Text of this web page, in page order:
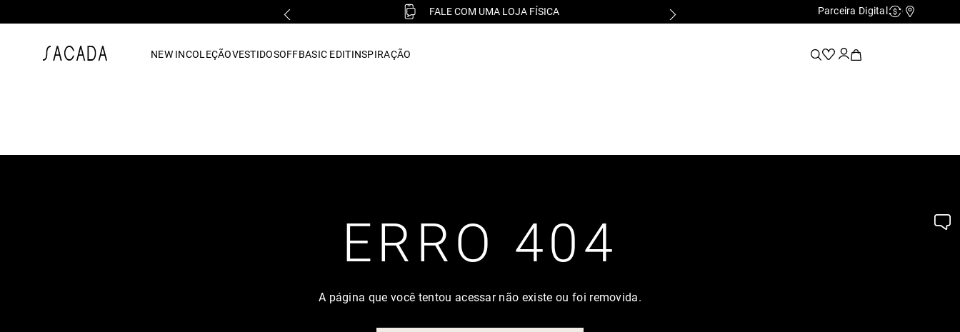
FALE COM UMA LOJA FÍSICA Parceira Digital Cashback
NEW INCOLEÇÃOVESTIDOSOFFBASIC EDITINSPIRAÇÃO
ERRO 404
A página que você tentou acessar não existe ou foi removida.
vestido midi
7º macacão